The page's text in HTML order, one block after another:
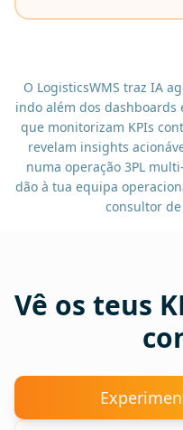
O LogisticsWMS traz IA
indo além dos dashboards
que monitorizam KPIs
revelam insights
numa operação 3PL
dão à tua equipa
consultor
Vê os teus